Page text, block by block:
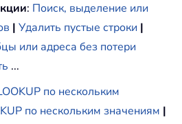
: Поиск, выделение или
| Удалить пустые строки |
или адреса без потери
...
по нескольким
по нескольким значениям |